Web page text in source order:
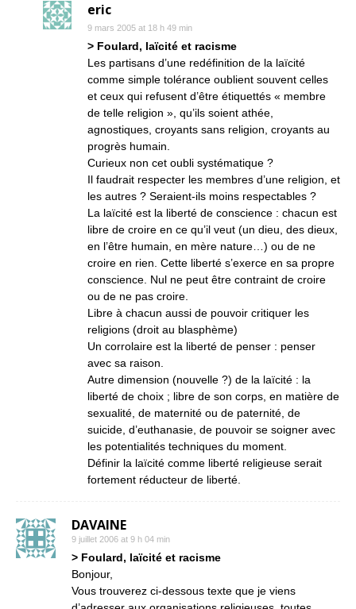
eric
9 mars 2005 at 18 h 49 min
> Foulard, laïcité et racisme
Les partisans d’une redéfinition de la laïcité
comme simple tolérance oublient souvent celles
et ceux qui refusent d’être étiquettés « membre
de telle religion », qu’ils soient athée,
agnostiques, croyants sans religion, croyants au
progrès humain.
Curieux non cet oubli systématique ?
Il faudrait respecter les membres d’une religion, et
les autres ? Seraient-ils moins respectables ?
La laïcité est la liberté de conscience : chacun est
libre de croire en ce qu’il veut (un dieu, des dieux,
en l’être humain, en mère nature…) ou de ne
croire en rien. Cette liberté s’exerce en sa propre
conscience. Nul ne peut être contraint de croire
ou de ne pas croire.
Libre à chacun aussi de pouvoir critiquer les
religions (droit au blasphème)
Un corrolaire est la liberté de penser : penser
avec sa raison.
Autre dimension (nouvelle ?) de la laïcité : la
liberté de choix ; libre de son corps, en matière de
sexualité, de maternité ou de paternité, de
suicide, d’euthanasie, de pouvoir se soigner avec
les potentialités techniques du moment.
Définir la laïcité comme liberté religieuse serait
fortement réducteur de liberté.
DAVAINE
9 juillet 2006 at 9 h 04 min
> Foulard, laïcité et racisme
Bonjour,
Vous trouverez ci-dessous texte que je viens